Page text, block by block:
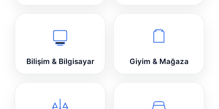
Bilişim & Bilgisayar Giyim & Mağaza